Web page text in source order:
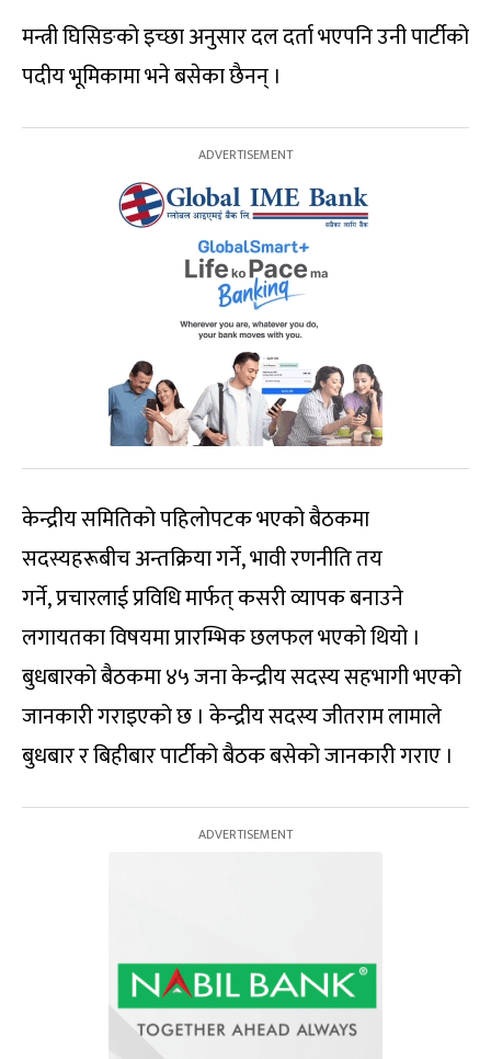
मन्त्री घिसिङको इच्छा अनुसार दल दर्ता भएपनि उनी पार्टीको
पदीय भूमिकामा भने बसेका छैनन् ।
केन्द्रीय समितिको पहिलोपटक भएको बैठकमा
सदस्यहरूबीच अन्तक्रिया गर्ने,भावी रणनीति तय
गर्ने,प्रचारलाई प्रविधि मार्फत् कसरी व्यापक बनाउने
लगायतका विषयमा प्रारम्भिक छलफल भएको थियो ।
बुधबारको बैठकमा ४५ जना केन्द्रीय सदस्य सहभागी भएको
जानकारी गराइएको छ । केन्द्रीय सदस्य जीतराम लामाले
बुधबार र बिहीबार पार्टीको बैठक बसेको जानकारी गराए ।